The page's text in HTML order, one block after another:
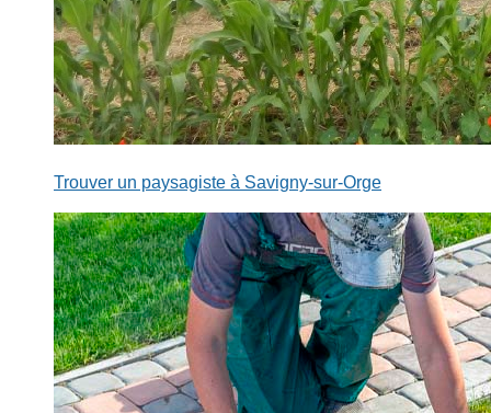
Trouver un paysagiste à Savigny-sur-Orge